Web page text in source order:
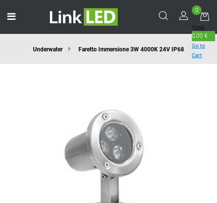
0
Total:
0,00 €
Go to
Cart
Underwater Faretto Immersione 3W 4000K 24V IP68